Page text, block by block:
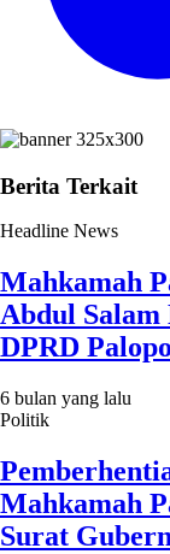
Berita Terkait
Headline News
Mahkamah
Abdul Salam
DPRD Palopo
6 bulan yang lalu
Politik
Mahkamah
Surat